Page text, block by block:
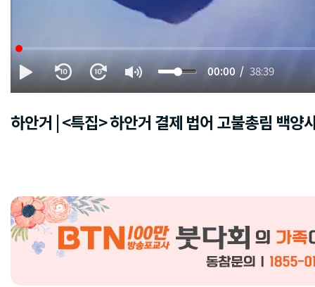
00:00 38:39
하안거 | <특집> 하안거 결제 법어 고불총림 백양